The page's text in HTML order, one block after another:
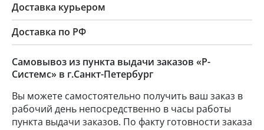
Доставка курьером
Доставка по РФ
Самовывоз из пункта выдачи заказов «Р-
Системс» в г.Санкт-Петербург
Вы можете самостоятельно получить ваш заказ в
рабочий день непосредственно в часы работы
пункта выдачи заказов. По факту готовности заказа